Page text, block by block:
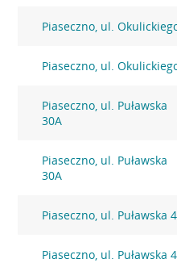
Piaseczno, ul.
Piaseczno, ul.
Piaseczno, ul. Puławska
30A
Piaseczno, ul. Puławska
30A
Piaseczno, ul. Puławska
Piaseczno, ul. Puławska